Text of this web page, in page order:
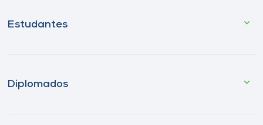
Estudantes
Diplomados